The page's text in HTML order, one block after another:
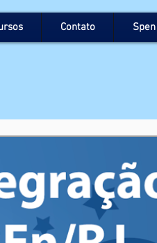
Contato